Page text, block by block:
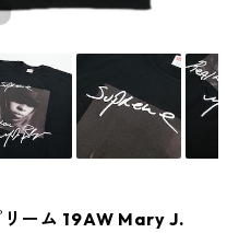
ーム 19AW Mary J.